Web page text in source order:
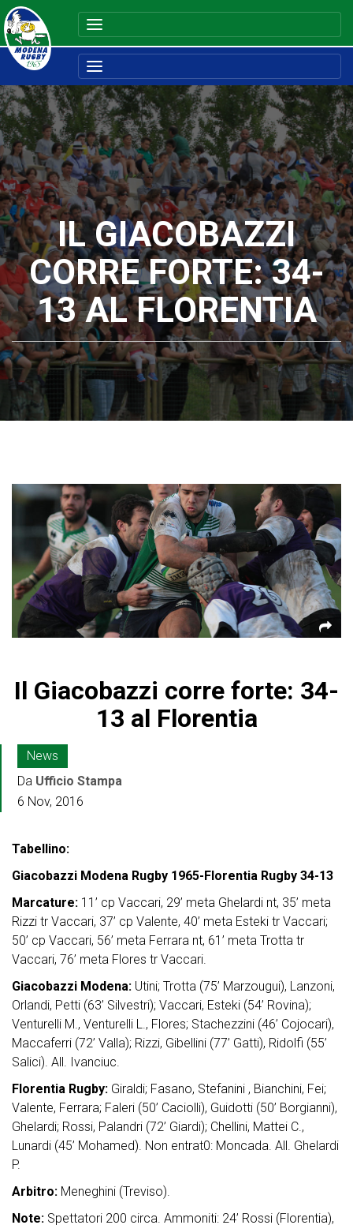
IL GIACOBAZZI
CORRE FORTE: 34-
13 AL FLORENTIA
Il Giacobazzi corre forte: 34-
13 al Florentia
News
Da Ufficio Stampa
6 Nov, 2016
Tabellino:
Giacobazzi Modena Rugby 1965-Florentia Rugby 34-13
Marcature: 11’ cp Vaccari, 29’ meta Ghelardi nt, 35’ meta
Rizzi tr Vaccari, 37’ cp Valente, 40’ meta Esteki tr Vaccari;
50’ cp Vaccari, 56’ meta Ferrara nt, 61’ meta Trotta tr
Vaccari, 76’ meta Flores tr Vaccari.
Giacobazzi Modena: Utini; Trotta (75’ Marzougui), Lanzoni,
Orlandi, Petti (63’ Silvestri); Vaccari, Esteki (54’ Rovina);
Venturelli M., Venturelli L., Flores; Stachezzini (46’ Cojocari),
Maccaferri (72’ Valla); Rizzi, Gibellini (77’ Gatti), Ridolfi (55’
Salici). All. Ivanciuc.
Florentia Rugby: Giraldi; Fasano, Stefanini , Bianchini, Fei;
Valente, Ferrara; Faleri (50’ Caciolli), Guidotti (50’ Borgianni),
Ghelardi; Rossi, Palandri (72’ Giardi); Chellini, Mattei C.,
Lunardi (45’ Mohamed). Non entrat0: Moncada. All. Ghelardi
P.
Arbitro: Meneghini (Treviso).
Note: Spettatori 200 circa. Ammoniti: 24’ Rossi (Florentia),